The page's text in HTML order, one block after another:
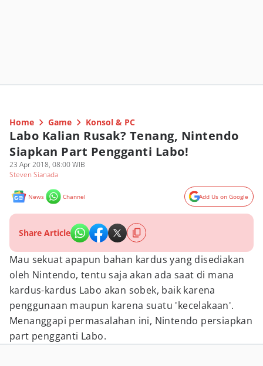
Home Game Konsol & PC
Labo Kalian Rusak? Tenang, Nintendo
Siapkan Part Pengganti Labo!
23 Apr 2018, 08:00 WIB
Steven Sianada
News Channel Add Us on Google
Share Article
Mau sekuat apapun bahan kardus yang disediakan
oleh Nintendo, tentu saja akan ada saat di mana
kardus-kardus Labo akan sobek, baik karena
penggunaan maupun karena suatu 'kecelakaan'.
Menanggapi permasalahan ini, Nintendo persiapkan
part pengganti Labo.